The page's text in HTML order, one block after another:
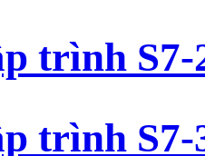
trình S7-
trình S7-